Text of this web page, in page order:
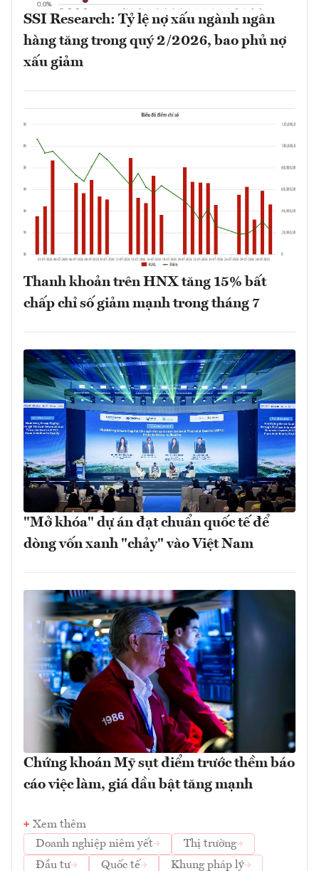
SSI Research: Tỷ lệ nợ xấu ngành ngân
hàng tăng trong quý 2/2026, bao phủ nợ
xấu giảm
Thanh khoản trên HNX tăng 15% bất
chấp chỉ số giảm mạnh trong tháng 7
"Mở khóa" dự án đạt chuẩn quốc tế để
dòng vốn xanh "chảy" vào Việt Nam
Chứng khoán Mỹ sụt điểm trước thềm báo
cáo việc làm, giá dầu bật tăng mạnh
Xem thêm
Doanh nghiệp niêm yết
Thị trường
Đầu tư
Quốc tế Khung pháp lý